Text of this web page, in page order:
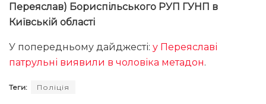
Переяслав) Бориспільського РУП ГУНП в
Київській області
У попередньому дайджесті: у Переяславі
патрульні виявили в чоловіка метадон.
Теги: Поліція